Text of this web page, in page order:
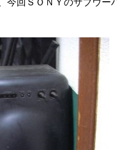
今回ＳＯＮＹのサブウー